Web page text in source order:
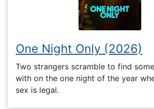
One Night Only (2026)
Two strangers scramble to find
with on the one night of the year
sex is legal.